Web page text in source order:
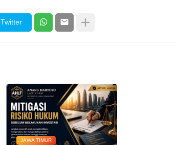
Twitter
JAWA TIMUR